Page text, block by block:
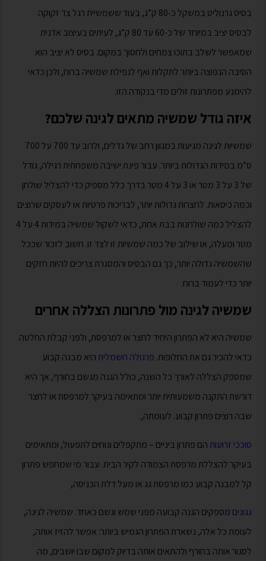
בסיס גרנוליט במשקל כ-80 ק”ג, בעוד ששמשיית רגל צד זקוקה
לבסיס יציב במיוחד של כ-60 עד 80 ק”ג, לעיתים בעיצוב אדנית
שמאפשר לשלב בתוכו צמחים ולחסוך במקום. בסיס לא יציב הוא
הסיבה הנפוצה ביותר לתקלות ואף לנפילת שמשיה ברוח, ולכן כדאי
להימנע מפתרונות זולים מדי בנקודה הזו.
איזה גודל שמשיה מתאים לגינה שלכם?
שמשיות לגינה מגיעות במגוון רחב של גדלים, ולרוב עד 700 על 700
ס”מ במידות הגדולות ביותר. עבור פינת ישיבה משפחתית רגילה, גודל
של 3 על 3 מטר או 3 על 4 מטר בדרך כלל מספיק כדי להצליל שולחן
וכמה כיסאות. לחצרות גדולות יותר, לבריכות פרטיות או לעסקים שרוצים
להצליל כמה שולחנות בבת אחת, כדאי לשקול שמשיה במידות 4 על 4
מטר ומעלה, או שילוב של כמה שמשיות זו לצד זו. חשוב לזכור שככל
שהשמשיה גדולה יותר, כך גם הבסיס והמסגרת צריכים להיות חזקים
יותר כדי לעמוד ברוח.
שמשיה לגינה מול פתרונות הצללה אחרים
שמשיה היא לא הפתרון היחיד לחצר או למרפסת, ולפני קבלת החלטה
כדאי להכיר גם את החלופות. פרגולה חשמליתהיא מבנה קבוע
שמספק הצללה לאורך כל השנה, כולל הגנה מגשם בחורף, אך היא
דורשת התקנה משמעותית יותר ומתאימה בעיקר למרפסת או לחצר
שבה רוצים פתרון קבוע. לעומתה,
סוככי זרועותהם פתרון ביניים – מתקפלים ונוחים לתפעול, ומתאימים
בעיקר להצללת מרפסת הצמודה לקיר הבית. עבור מי שמחפש פתרון
קל למבנה קבוע כמו מרפסת גג או מעל דלת הכניסה,
גגונים מספקים הגנה קבועה מפני שמש וגשם כאחד. שמשיה לגינה,
לעומת כל אלה, נשארת הפתרון הגמיש ביותר: אפשר להזיז אותה,
לסגור אותה בחורף ולהתאים אותה בדיוק למקום שבו יושבים, מה